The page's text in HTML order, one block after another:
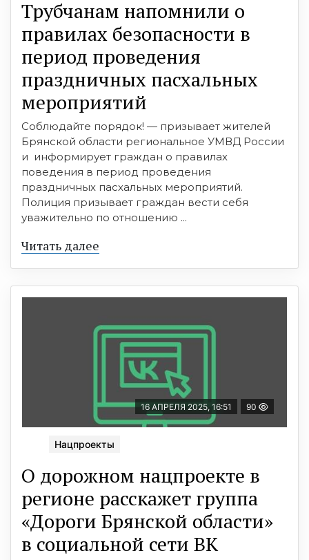
Трубчанам напомнили о
правилах безопасности в
период проведения
праздничных пасхальных
мероприятий
Соблюдайте порядок! — призывает жителей
Брянской области региональное УМВД России
и информирует граждан о правилах
поведения в период проведения
праздничных пасхальных мероприятий.
Полиция призывает граждан вести себя
уважительно по отношению ...
Читать далее
16 АПРЕЛЯ 2025, 16:51 90
Нацпроекты
О дорожном нацпроекте в
регионе расскажет группа
«Дороги Брянской области»
в социальной сети ВК